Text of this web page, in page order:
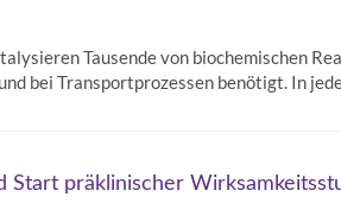
Tausende von biochemischen
bei Transportprozessen benötigt. In
Start präklinischer